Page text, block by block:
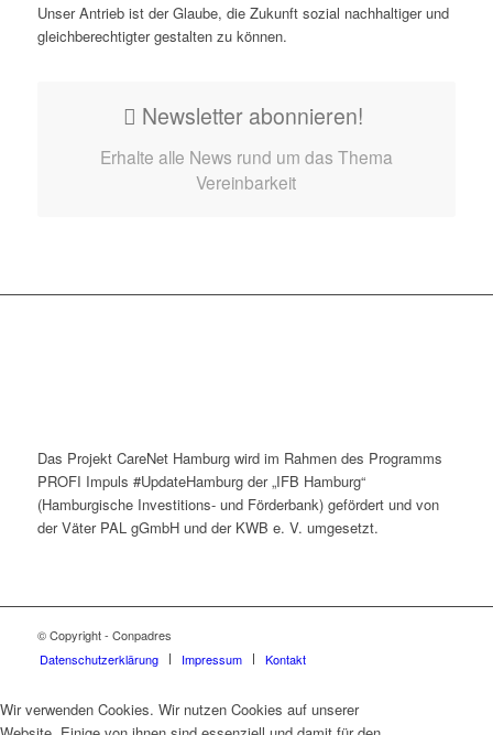
Unser Antrieb ist der Glaube, die Zukunft sozial nachhaltiger und
gleichberechtigter gestalten zu können.
Newsletter abonnieren!
Erhalte alle News rund um das Thema
Vereinbarkeit
Das Projekt CareNet Hamburg wird im Rahmen des Programms
PROFI Impuls #UpdateHamburg der „IFB Hamburg“
(Hamburgische Investitions- und Förderbank) gefördert und von
der Väter PAL gGmbH und der KWB e. V. umgesetzt.
© Copyright - Conpadres
Datenschutzerklärung
Impressum Kontakt
Wir verwenden Cookies. Wir nutzen Cookies auf unserer